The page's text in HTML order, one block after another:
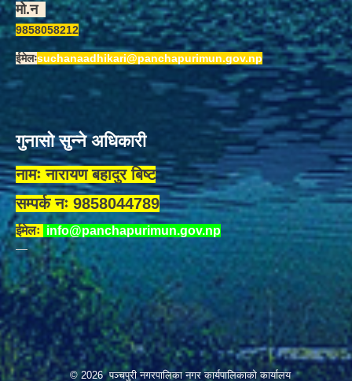
मो.न
9858058212
ईमेलःsuchanaadhikari@panchapurimun.gov.np
गुनासो सुन्ने अधिकारी
नामः नारायण बहादुर बिष्ट
सम्पर्क नः 9858044789
ईमेलः info@panchapurimun.gov.np
© 2026 पञ्चपुरी नगरपालिका नगर कार्यपालिकाको कार्यालय